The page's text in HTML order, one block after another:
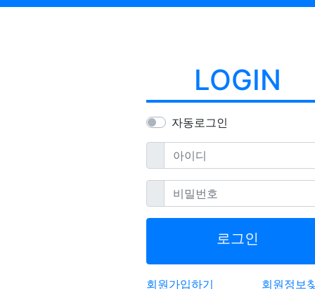
LOGIN
자동로그인
아이디필수
비밀번호필수
로그인
회원가입하기 회원정보